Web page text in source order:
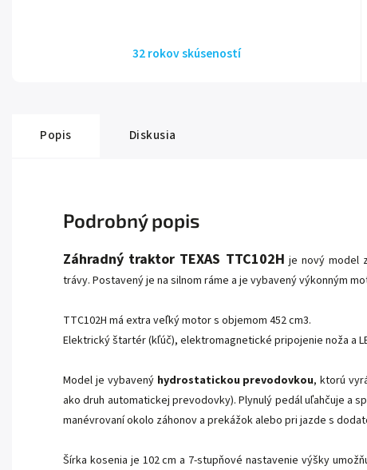
32 rokov skúseností
Popis Diskusia
Podrobný popis
Záhradný traktor TEXAS TTC102H je nový model
trávy. Postavený je na silnom ráme a je vybavený výkonným
TTC102H má extra veľký motor s objemom 452 cm3.
Elektrický štartér (kľúč), elektromagnetické pripojenie noža a
Model je vybavený hydrostatickou prevodovkou, ktorú
ako druh automatickej prevodovky). Plynulý pedál uľahčuje a
manévrovaní okolo záhonov a prekážok alebo pri jazde s
Šírka kosenia je 102 cm a 7-stupňové nastavenie výšky